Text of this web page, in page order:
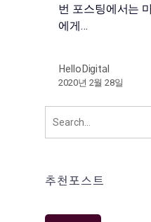
번 포스팅에서는
에게…
HelloDigital
2020년 2월 28일
추천포스트